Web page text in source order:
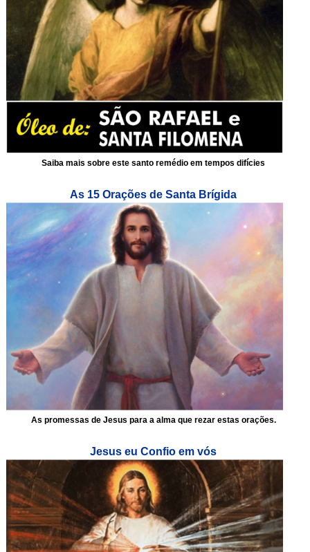
Saiba mais sobre este santo remédio em tempos difícies
As 15 Orações de Santa Brígida
As promessas de Jesus para a alma que rezar estas orações.
Jesus eu Confio em vós